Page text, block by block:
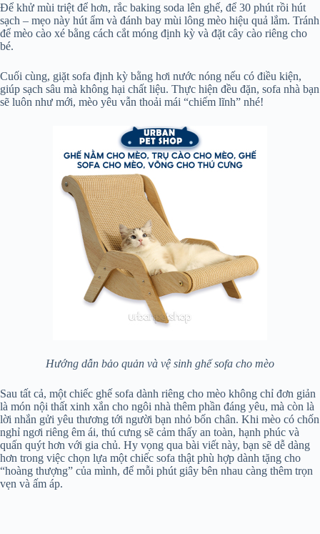
Để khử mùi triệt để hơn, rắc baking soda lên ghế, để 30 phút rồi hút
sạch – mẹo này hút ẩm và đánh bay mùi lông mèo hiệu quả lắm. Tránh
để mèo cào xé bằng cách cắt móng định kỳ và đặt cây cào riêng cho
bé.
Cuối cùng, giặt sofa định kỳ bằng hơi nước nóng nếu có điều kiện,
giúp sạch sâu mà không hại chất liệu. Thực hiện đều đặn, sofa nhà bạn
sẽ luôn như mới, mèo yêu vẫn thoải mái “chiếm lĩnh” nhé!
Hướng dẫn bảo quản và vệ sinh ghế sofa cho mèo
Sau tất cả, một chiếc ghế sofa dành riêng cho mèo không chỉ đơn giản
là món nội thất xinh xắn cho ngôi nhà thêm phần đáng yêu, mà còn là
lời nhắn gửi yêu thương tới người bạn nhỏ bốn chân. Khi mèo có chốn
nghỉ ngơi riêng êm ái, thú cưng sẽ cảm thấy an toàn, hạnh phúc và
quấn quýt hơn với gia chủ. Hy vọng qua bài viết này, bạn sẽ dễ dàng
hơn trong việc chọn lựa một chiếc sofa thật phù hợp dành tặng cho
“hoàng thượng” của mình, để mỗi phút giây bên nhau càng thêm trọn
vẹn và ấm áp.